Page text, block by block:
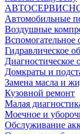
Автомобильные
Воздушные
Вспомогательное
Гидравлическое
Диагностическое
Домкраты и
Замена масла и
Кузовной ремонт
Малая
Моечное и
Обслуживание